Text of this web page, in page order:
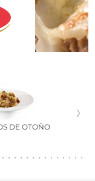
DE OTOÑO